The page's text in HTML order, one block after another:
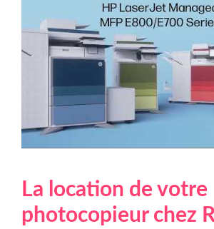
La location de votre
photocopieur chez